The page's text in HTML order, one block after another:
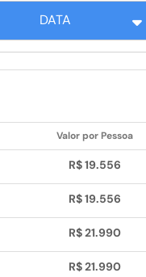
DATA
Valor por Pessoa
R$ 19.556
R$ 19.556
R$ 21.990
R$ 21.990